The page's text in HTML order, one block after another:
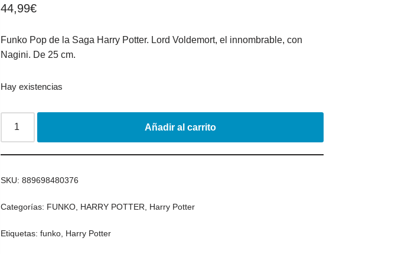
44,99€
Funko Pop de la Saga Harry Potter. Lord Voldemort, el innombrable, con
Nagini. De 25 cm.
Hay existencias
Añadir al carrito
SKU:889698480376
Categorías: FUNKO HARRY POTTER Harry Potter
Etiquetas:funko Harry Potter